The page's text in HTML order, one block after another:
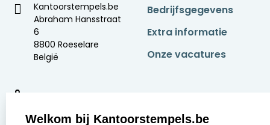
Kantoorstempels.be
Abraham Hansstraat
6
8800 Roeselare
België
9
Bedrijfsgegevens
Extra informatie
Onze vacatures
Welkom bij Kantoorstempels.be